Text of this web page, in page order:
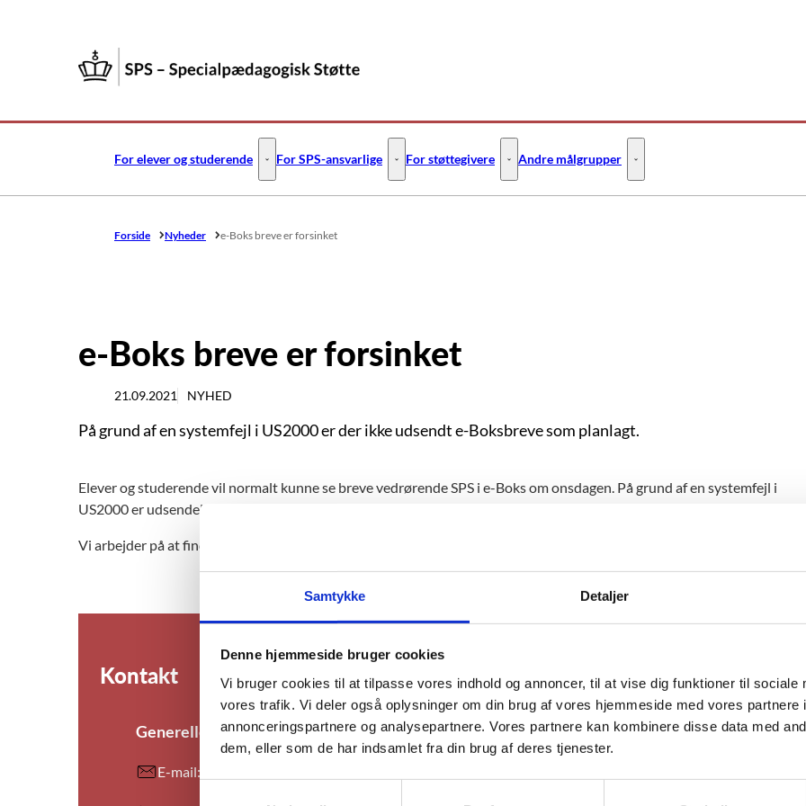
Samtykke Detaljer
Denne hjemmeside bruger cookies
Vi bruger cookies til at tilpasse vores indhold og annoncer, til at vise dig funktioner til sociale
vores trafik. Vi deler også oplysninger om din brug af vores hjemmeside med vores partnere
annonceringspartnere og analysepartnere. Vores partnere kan kombinere disse data med
dem, eller som de har indsamlet fra din brug af deres tjenester.
For elever og studerende For elever og studerende - Flere links
For SPS-ansvarlige For SPS-ansvarlige - Flere links
For støttegivere For støttegivere - Flere links
Andre målgrupper Andre målgrupper - Flere links
Forside Nyheder e-Boks breve er forsinket
e-Boks breve er forsinket
21.09.2021 NYHED
På grund af en systemfejl i US2000 er der ikke udsendt e-Boksbreve som planlagt.
Elever og studerende vil normalt kunne se breve vedrørende SPS i e-Boks om onsdagen. På grund af en systemfejl i
US2000 er udsendelsen af breve til e-Boks desværre blevet forsinket.
Vi arbejder på at finde og rette fejlen, så brevene kan blive sendt ud.
Kontakt
Generelle spørgsmål om SPS
E-mail: